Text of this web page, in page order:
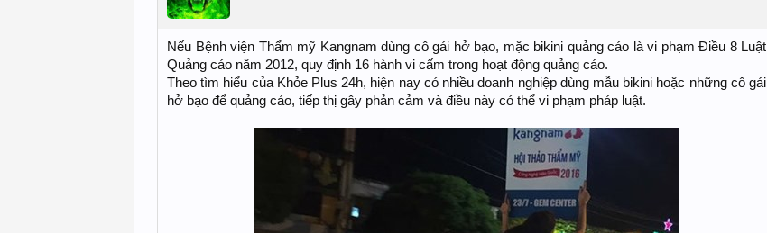
Nếu Bệnh viện Thẩm mỹ Kangnam dùng cô gái hở bạo, mặc bikini quảng cáo là vi phạm Điều 8 Luật
Quảng cáo năm 2012, quy định 16 hành vi cấm trong hoạt động quảng cáo.
Theo tìm hiểu của Khỏe Plus 24h, hiện nay có nhiều doanh nghiệp dùng mẫu bikini hoặc những cô gái
hở bạo để quảng cáo, tiếp thị gây phản cảm và điều này có thể vi phạm pháp luật.